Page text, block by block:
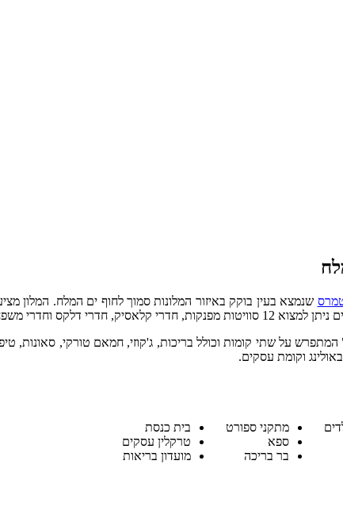
זה מזה בעיקר במיקומם במלון מול נוף ים המלח.
על שתי קומות וכולל בריכות, ג'קוזי, חמאם טורקי, סאונות,
וקומת עסקים.
מתקני ספורט
ספא
בר בריכה
בית כנסת
טרקלין עסקים
מועדון בריאות